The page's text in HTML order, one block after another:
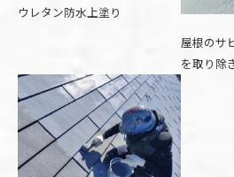
ウレタン防水上塗り
屋根のサ
を取り除